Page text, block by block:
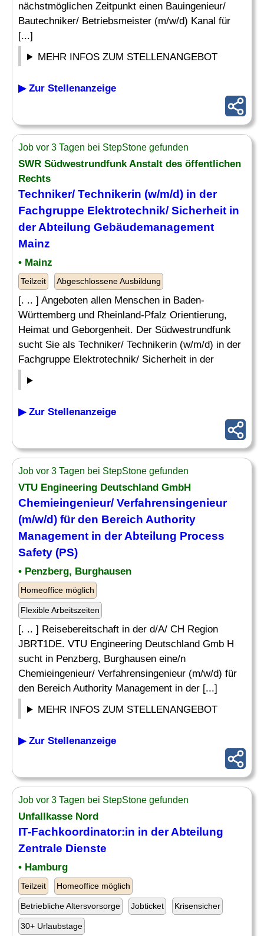
nächstmöglichen Zeitpunkt einen Bauingenieur/
Bautechniker/ Betriebsmeister (m/w/d) Kanal für
[...]
MEHR INFOS ZUM STELLENANGEBOT
▶ Zur Stellenanzeige
Job vor 3 Tagen bei StepStone gefunden
SWR Südwestrundfunk Anstalt des öffentlichen
Rechts
Techniker/ Technikerin (w/m/d) in der
Fachgruppe Elektrotechnik/ Sicherheit in
derAbteilung Gebäudemanagement
Mainz
• Mainz
Teilzeit Abgeschlossene Ausbildung
[. .. ] Angeboten allen Menschen in Baden-
Württemberg und Rheinland-Pfalz Orientierung,
Heimat und Geborgenheit. Der Südwestrundfunk
sucht Sie als Techniker/ Technikerin (w/m/d) in der
Fachgruppe Elektrotechnik/ Sicherheit in der
▶ Zur Stellenanzeige
Job vor 3 Tagen bei StepStone gefunden
VTU Engineering Deutschland GmbH
Chemieingenieur/ Verfahrensingenieur
(m/w/d) für den Bereich Authority
Management in derAbteilung Process
Safety (PS)
• Penzberg, Burghausen
Homeoffice möglich
Flexible Arbeitszeiten
[. .. ] Reisebereitschaft in der d/A/ CH Region
JBRT1DE. VTU Engineering Deutschland Gmb H
sucht in Penzberg, Burghausen eine/n
Chemieingenieur/ Verfahrensingenieur (m/w/d) für
den Bereich Authority Management in der [...]
MEHR INFOS ZUM STELLENANGEBOT
▶ Zur Stellenanzeige
Job vor 3 Tagen bei StepStone gefunden
Unfallkasse Nord
IT-Fachkoordinator:in in derAbteilung
Zentrale Dienste
• Hamburg
Teilzeit Homeoffice möglich
Betriebliche Altersvorsorge Jobticket Krisensicher
30+ Urlaubstage